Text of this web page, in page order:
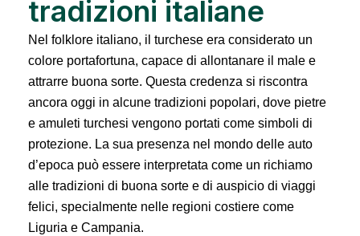
tradizioni italiane
Nel folklore italiano, il turchese era considerato un
colore portafortuna, capace di allontanare il male e
attrarre buona sorte. Questa credenza si riscontra
ancora oggi in alcune tradizioni popolari, dove pietre
e amuleti turchesi vengono portati come simboli di
protezione. La sua presenza nel mondo delle auto
d’epoca può essere interpretata come un richiamo
alle tradizioni di buona sorte e di auspicio di viaggi
felici, specialmente nelle regioni costiere come
Liguria e Campania.